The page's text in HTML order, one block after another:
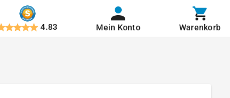
4.83 Mein Konto Warenkorb